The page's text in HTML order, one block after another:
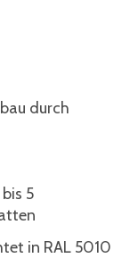
durch
5
in RAL 5010